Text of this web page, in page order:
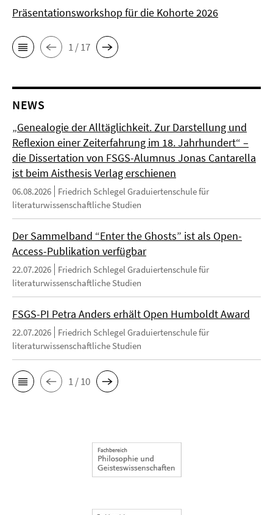
Präsentationsworkshop für die Kohorte 2026
1 / 17
NEWS
„Genealogie der Alltäglichkeit. Zur Darstellung und
Reflexion einer Zeiterfahrung im 18. Jahrhundert“ –
die Dissertation von FSGS-Alumnus Jonas Cantarella
ist beim Aisthesis Verlag erschienen
06.08.2026
Friedrich Schlegel Graduiertenschule für
literaturwissenschaftliche Studien
Der Sammelband “Enter the Ghosts” ist als Open-
Access-Publikation verfügbar
22.07.2026
Friedrich Schlegel Graduiertenschule für
literaturwissenschaftliche Studien
FSGS-PI Petra Anders erhält Open Humboldt Award
22.07.2026
Friedrich Schlegel Graduiertenschule für
literaturwissenschaftliche Studien
1 / 10